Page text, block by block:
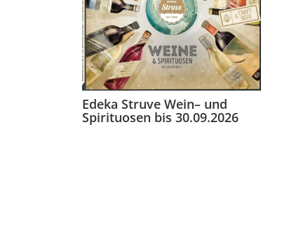
Edeka Struve Wein– und
Spirituosen bis 30.09.2026